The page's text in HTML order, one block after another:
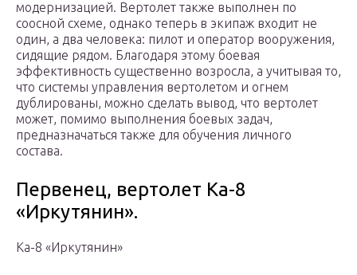
модернизацией. Вертолет также выполнен по
соосной схеме, однако теперь в экипаж входит не
один, а два человека: пилот и оператор вооружения,
сидящие рядом. Благодаря этому боевая
эффективность существенно возросла, а учитывая то,
что системы управления вертолетом и огнем
дублированы, можно сделать вывод, что вертолет
может, помимо выполнения боевых задач,
предназначаться также для обучения личного
состава.
Первенец, вертолет Ка-8
«Иркутянин».
Ка-8 «Иркутянин»